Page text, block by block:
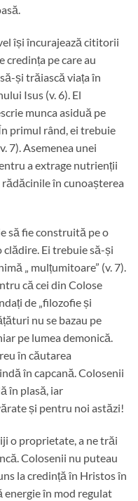
își încurajează cititorii
credința pe care au
și trăiască viața în
Isus (v. 6). El
munca asiduă pe
primul rând, ei trebuie
7). Asemenea unei
a extrage nutrienții
în cunoașterea
să fie construită pe o
clădire. Ei trebuie să-și
„ mulțumitoare” (v. 7).
că cei din Colose
de „filozofie și
nu se bazau pe
pe lumea demonică.
în căutarea
în capcană. Colosenii
în plasă, iar
și pentru noi astăzi!
o proprietate, a ne trăi
Colosenii nu puteau
la credință în Hristos în
energie în mod regulat